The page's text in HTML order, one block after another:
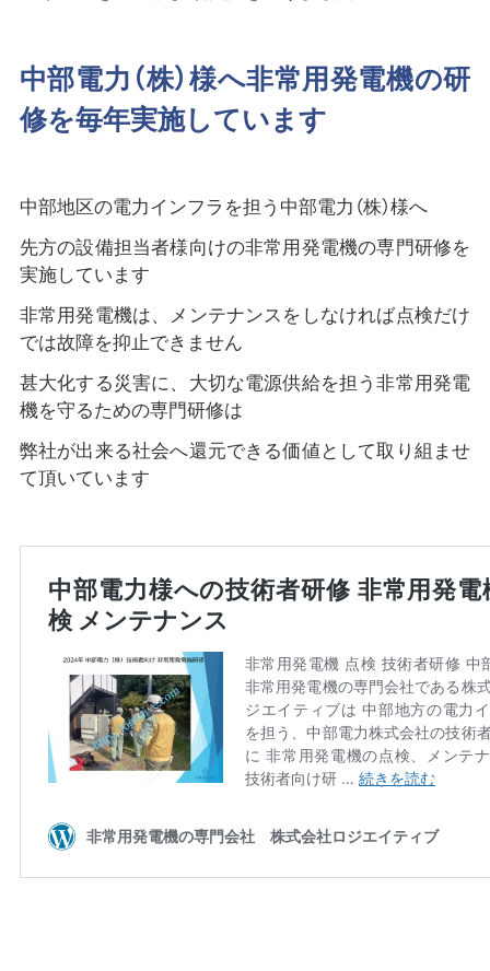
中部電力（株）様へ非常用発電機の研
修を毎年実施しています
中部地区の電力インフラを担う中部電力（株）様へ
先方の設備担当者様向けの非常用発電機の専門研修を
実施しています
非常用発電機は、メンテナンスをしなければ点検だけ
では故障を抑止できません
甚大化する災害に、大切な電源供給を担う非常用発電
機を守るための専門研修は
弊社が出来る社会へ還元できる価値として取り組ませ
て頂いています